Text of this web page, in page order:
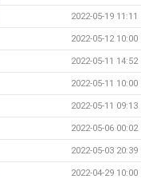
2022-05-19 11:11
2022-05-12 10:00
2022-05-11 14:52
2022-05-11 10:00
2022-05-11 09:13
2022-05-06 00:02
2022-05-03 20:39
2022-04-29 10:00